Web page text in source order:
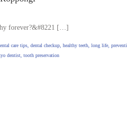
forever?&#8221 […]
care tips dental checkup healthy teeth long life preventi
dentist tooth preservation